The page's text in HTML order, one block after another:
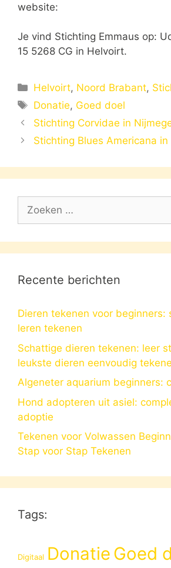
website:
Je vind Stichting Emmaus op:
15 5268 CG in Helvoirt.
Categorieën
Helvoirt, Noord Brabant,
Tags
Donatie, Goed doel
Stichting Corvidae in
Stichting Blues Americana
Zoek
Recente berichten
Dieren tekenen voor beginners:
leren tekenen
Schattige dieren tekenen: leer
leukste dieren eenvoudig
Algeneter aquarium beginners:
Hond adopteren uit asiel:
adoptie
Tekenen voor Volwassen
Stap voor Stap Tekenen
Tags:
Digitaal Donatie Goed